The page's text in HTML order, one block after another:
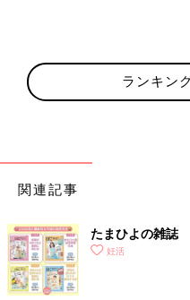
ランキン
関連記事
たまひよの雑誌
妊活